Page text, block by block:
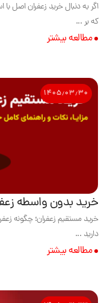
اگر به دنبال خرید زعفران اصل
که بر ...
مطالعه بیشتر
۱۴۰۵٫۰۳٫۳۰
خرید بدون واسطه
خرید مستقیم زعفران؛ چگونه
دارید ...
مطالعه بیشتر